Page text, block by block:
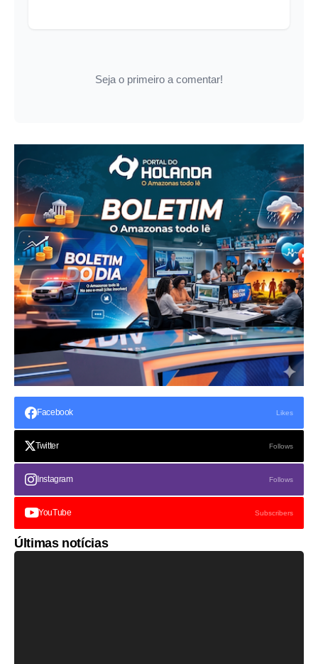
Seja o primeiro a comentar!
Facebook Likes
Twitter Follows
Instagram Follows
YouTube Subscribers
Últimas notícias